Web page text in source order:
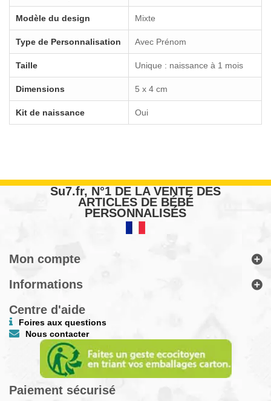
Modèle du design Mixte
Type de Personnalisation Avec Prénom
Taille Unique : naissance à 1 mois
Dimensions 5 x 4 cm
Kit de naissance Oui
Su7.fr, N°1 DE LA VENTE DES
ARTICLES DE BÉBÉ
PERSONNALISÉS
Mon compte
Informations
Centre d'aide
Foires aux questions
Nous contacter
Paiement sécurisé